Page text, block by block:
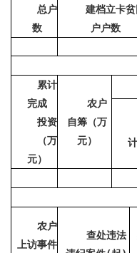
总户
数
建档立卡贫
户户数
累计
完成
投资
（万
元）
农户
自筹 （万
元）
计
农户
上访事件
查处违法